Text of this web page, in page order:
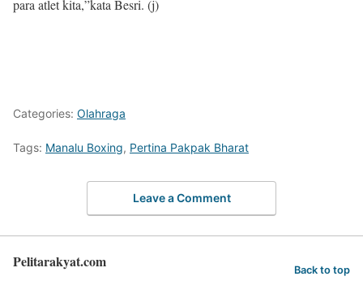
para atlet kita,”kata Besri. (j)
Categories: Olahraga
Tags: Manalu Boxing, Pertina Pakpak Bharat
Leave a Comment
Pelitarakyat.com Back to top